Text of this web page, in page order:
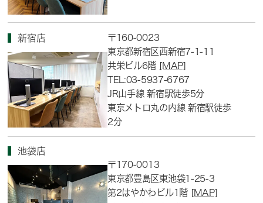
新宿店
〒160-0023
東京都新宿区西新宿7-1-11
共栄ビル6階 [MAP]
TEL:03-5937-6767
JR山手線 新宿駅徒歩5分
東京メトロ丸の内線 新宿駅徒歩
2分
池袋店
〒170-0013
東京都豊島区東池袋1-25-3
第2はやかわビル1階 [MAP]